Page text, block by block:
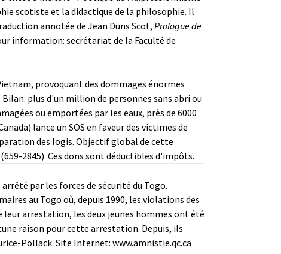
scotiste et la didactique de la philosophie. Il
annotée de Jean Duns Scot,Prologue de
information: secrétariat de la Faculté de
provoquant des dommages énormes
plus d'un million de personnes sans abri ou
ou emportées par les eaux, près de 6000
lance un SOS en faveur des victimes de
des logis. Objectif global de cette
2845). Ces dons sont déductibles d'impôts.
par les forces de sécurité du Togo.
au Togo où, depuis 1990, les violations des
arrestation, les deux jeunes hommes ont été
raison pour cette arrestation. Depuis, ils
Pollack. Site Internet: www.amnistie.qc.ca